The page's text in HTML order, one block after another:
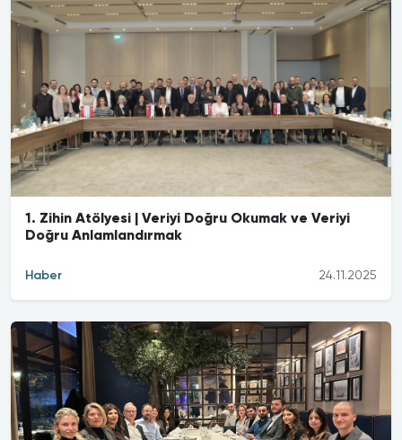
1. Zihin Atölyesi | Veriyi Doğru Okumak ve Veriyi
Doğru Anlamlandırmak
Haber 24.11.2025